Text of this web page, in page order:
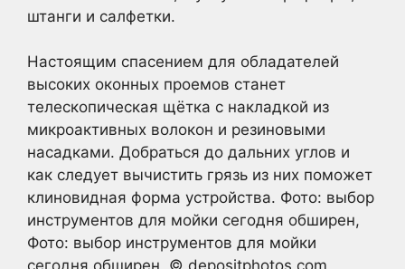
штанги и салфетки.
Настоящим спасением для обладателей
высоких оконных проемов станет
телескопическая щётка с накладкой из
микроактивных волокон и резиновыми
насадками. Добраться до дальних углов и
как следует вычистить грязь из них поможет
клиновидная форма устройства. Фото: выбор
инструментов для мойки сегодня обширен,
Фото: выбор инструментов для мойки
сегодня обширен, © depositphotos.com